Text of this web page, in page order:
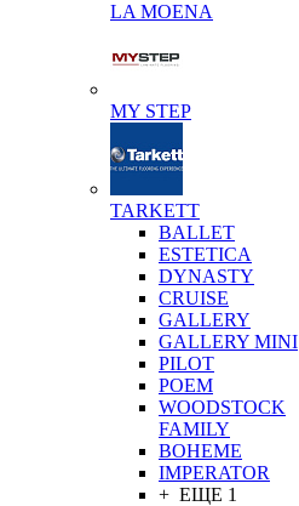
LA MOENA
MY STEP
TARKETT
BALLET
ESTETICA
DYNASTY
CRUISE
GALLERY
GALLERY MINI
PILOT
POEM
WOODSTOCK
FAMILY
BOHEME
IMPERATOR
+ ЕЩЕ 1